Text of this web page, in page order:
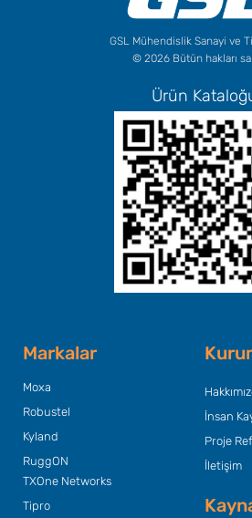
GSL Mühendislik Sanayi ve
© 2026 Bütün hakları
Ürün
Markalar
Moxa
Robustel
Kyland
RuggON
TXOne Networks
Tipro
İnsan
Proje
İletişim